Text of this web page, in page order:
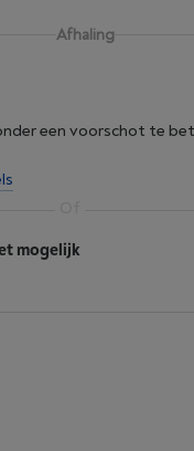
Afhaling
een voorschot te
mogelijk